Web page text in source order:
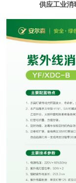
供应工业消